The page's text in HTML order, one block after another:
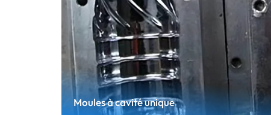
Moules à cavité unique